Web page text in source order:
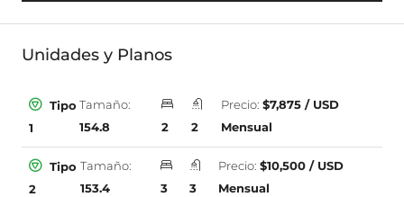
Unidades y Planos
Tipo
1
Tamaño:
154.8
2 2
Precio:$7,875 / USD
Mensual
Tipo
2
Tamaño:
153.4
3 3
Precio:$10,500 / USD
Mensual